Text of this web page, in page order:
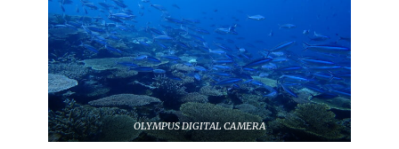
OLYMPUS DIGITAL CAMERA